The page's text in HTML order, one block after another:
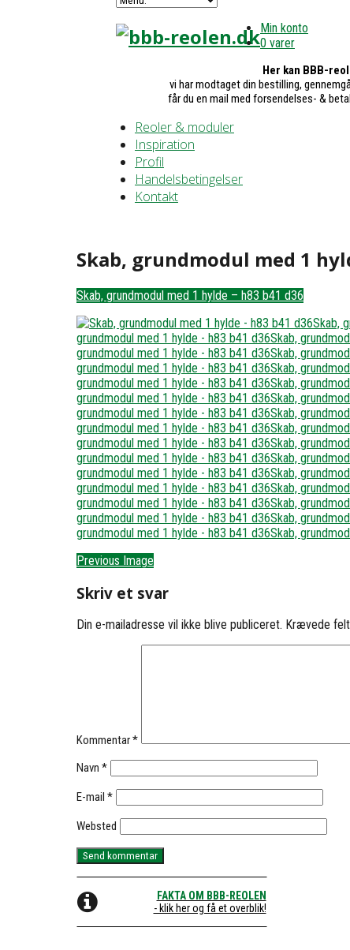
Min konto
0 varer
Her kan BBB-
vi har modtaget din bestilling,
får du en mail med forsendelses- &
Reoler & moduler
Inspiration
Profil
Handelsbetingelser
Kontakt
Skab, grundmodul med 1
Skab, grundmodul med 1 hylde – h83 b41 d36
Previous Image
Skriv et svar
Din e-mailadresse vil ikke blive publiceret. Krævede
Kommentar*
Navn *
E-mail *
Websted
FAKTA OM BBB-REOLEN
- klik her og få et overblik!